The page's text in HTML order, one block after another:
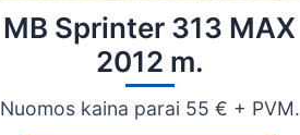
MB Sprinter 313 MAX
2012 m.
Nuomos kaina parai 55 € + PVM.